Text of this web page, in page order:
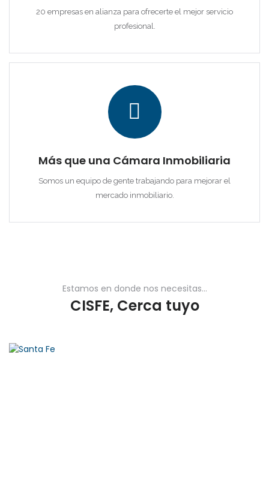
20 empresas en alianza para ofrecerte el mejor servicio
profesional.
Más que una Cámara Inmobiliaria
Somos un equipo de gente trabajando para mejorar el
mercado inmobiliario.
Estamos en donde nos necesitas...
CISFE, Cerca tuyo